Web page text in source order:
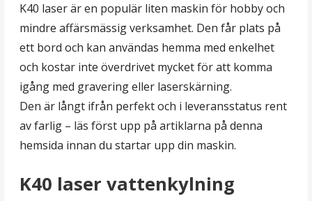
K40 laser är en populär liten maskin för hobby och
mindre affärsmässig verksamhet. Den får plats på
ett bord och kan användas hemma med enkelhet
och kostar inte överdrivet mycket för att komma
igång med gravering eller laserskärning.
Den är långt ifrån perfekt och i leveransstatus rent
av farlig – läs först upp på artiklarna på denna
hemsida innan du startar upp din maskin.
K40 laser vattenkylning